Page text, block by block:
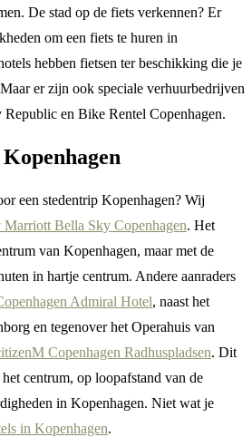
De stad op de fiets verkennen? Er
om een fiets te huren in
hebben fietsen ter beschikking die je
er zijn ook speciale verhuurbedrijven
en Bike Rentel Copenhagen.
een stedentrip Kopenhagen? Wij
Bella Sky Copenhagen. Het
van Kopenhagen, maar met de
in hartje centrum. Andere aanraders
Admiral Hotel, naast het
en tegenover het Operahuis van
Copenhagen Radhuspladsen. Dit
centrum, op loopafstand van de
in Kopenhagen. Niet wat je
in Kopenhagen.